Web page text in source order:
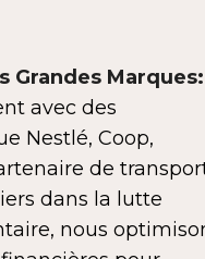
Grandes Marques:
avec des
Nestlé, Coop,
de
dans la lutte
nous